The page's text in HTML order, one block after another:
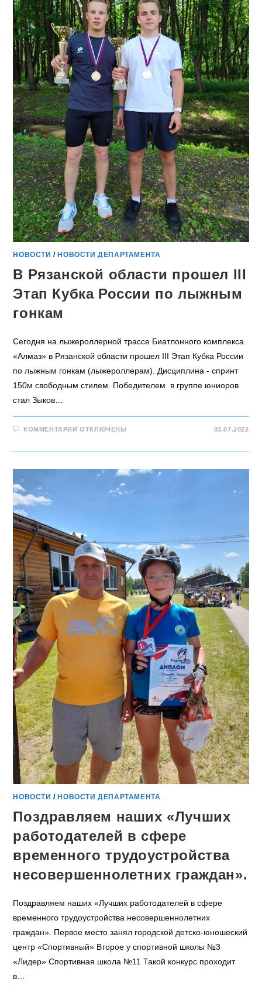
НОВОСТИ / НОВОСТИ ДЕПАРТАМЕНТА
В Рязанской области прошел III
Этап Кубка России по лыжным
гонкам
Сегодня на лыжероллерной трассе Биатлонного комплекса
«Алмаз» в Рязанской области прошел III Этап Кубка России
по лыжным гонкам (лыжероллерам). Дисциплина - спринт
150м свободным стилем. Победителем в группе юниоров
стал Зыков…
КОММЕНТАРИИ ОТКЛЮЧЕНЫ 03.07.2022
НОВОСТИ /НОВОСТИ ДЕПАРТАМЕНТА
Поздравляем наших «Лучших
работодателей в сфере
временного трудоустройства
несовершеннолетних граждан».
Поздравляем наших «Лучших работодателей в сфере
временного трудоустройства несовершеннолетних
граждан». Первое место занял городской детско-юношеский
центр «Спортивный» Второе у спортивной школы №3
«Лидер» Спортивная школа №11 Такой конкурс проходит
в…